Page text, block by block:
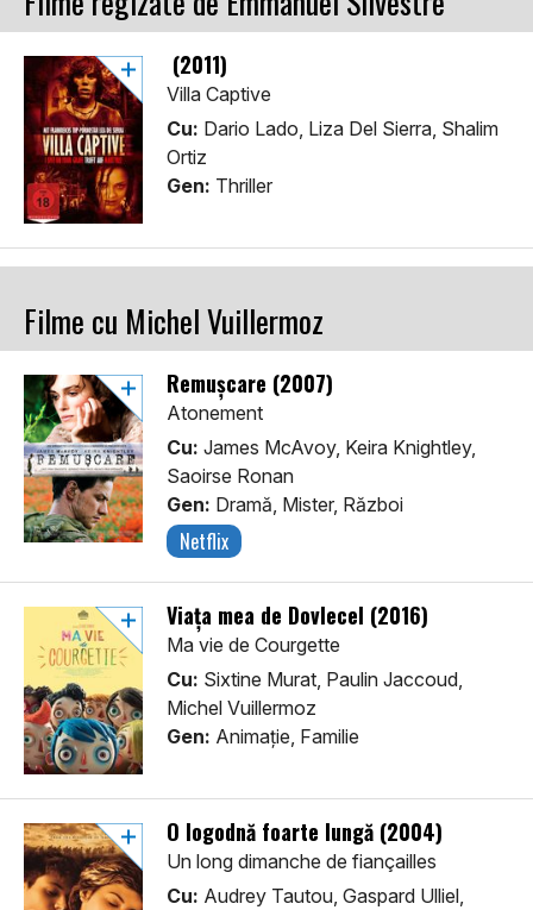
(2011)
Villa Captive
Cu: Dario Lado, Liza Del Sierra, Shalim
Ortiz
Gen: Thriller
Filme cu Michel Vuillermoz
Remușcare (2007)
Atonement
Cu: James McAvoy, Keira Knightley,
Saoirse Ronan
Gen: Dramă, Mister, Război
Netflix
Viața mea de Dovlecel (2016)
Ma vie de Courgette
Cu: Sixtine Murat, Paulin Jaccoud,
Michel Vuillermoz
Gen: Animaţie, Familie
O logodnă foarte lungă (2004)
Un long dimanche de fiançailles
Cu: Audrey Tautou, Gaspard Ulliel,